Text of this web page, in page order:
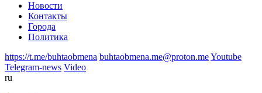
Новости
Контакты
Города
Политика
https://t.me/buhtaobmena buhtaobmena.me@proton.meYoutube
Telegram-news Video
ru